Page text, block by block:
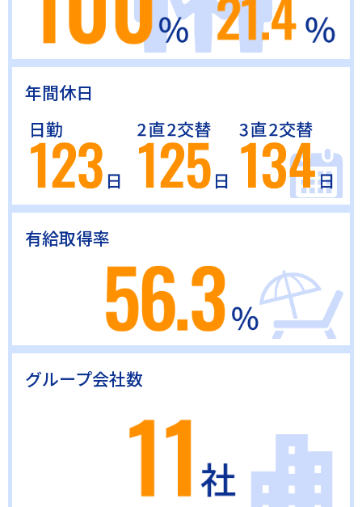
年間休日
有給取得率
グループ会社数